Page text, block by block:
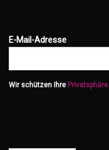
E-Mail-Adresse
Wir schützen Ihre Privatsphäre.